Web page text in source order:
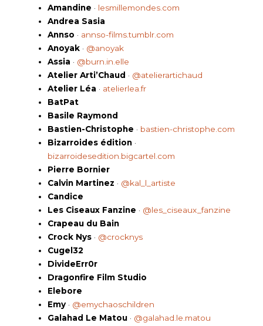
Amandine · lesmillemondes.com
Andrea Sasia
Annso · annso-films.tumblr.com
Anoyak · @anoyak
Assia · @burn.in.elle
Atelier Arti’Chaud · @atelierartichaud
Atelier Léa · atelierlea.fr
BatPat
Basile Raymond
Bastien-Christophe · bastien-christophe.com
Bizarroides édition ·
bizarroidesedition.bigcartel.com
Pierre Bornier
Calvin Martinez · @kal_l_artiste
Candice
Les Ciseaux Fanzine · @les_ciseaux_fanzine
Crapeau du Bain
Crock Nys · @crocknys
Cugel32
DivideErr0r
Dragonfire Film Studio
Elebore
Emy · @emychaoschildren
Galahad Le Matou · @galahad.le.matou